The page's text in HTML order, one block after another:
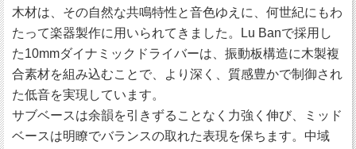
木材は、その自然な共鳴特性と音色ゆえに、何世紀にもわ
たって楽器製作に用いられてきました。Lu Banで採用し
た10mmダイナミックドライバーは、振動板構造に木製複
合素材を組み込むことで、より深く、質感豊かで制御され
た低音を実現しています。
サブベースは余韻を引きずることなく力強く伸び、ミッド
ベースは明瞭でバランスの取れた表現を保ちます。中域